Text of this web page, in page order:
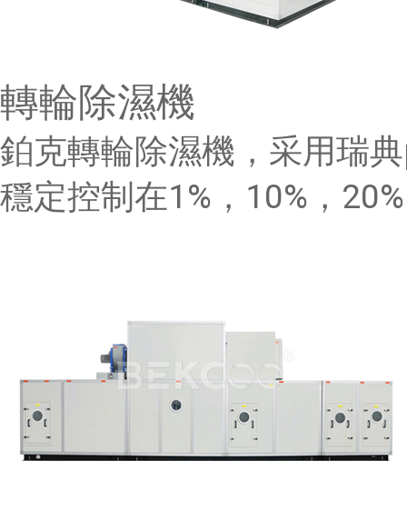
轉輪除濕機
鉑克轉輪除濕機，采用瑞
穩定控制在1%，10%，